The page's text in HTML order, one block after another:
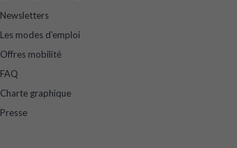
Newsletters
Les modes d'emploi
Offres mobilité
FAQ
Charte graphique
Presse